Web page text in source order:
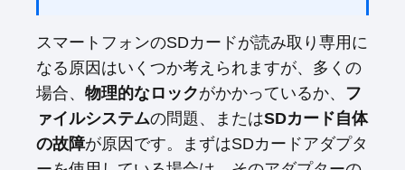
スマートフォンのSDカードが読み取り専用に
なる原因はいくつか考えられますが、多くの
場合、 物理的なロックがかかっているか、 フ
ァイルシステムの問題、またはSDカード自体
の故障が原因です。まずはSDカードアダプタ